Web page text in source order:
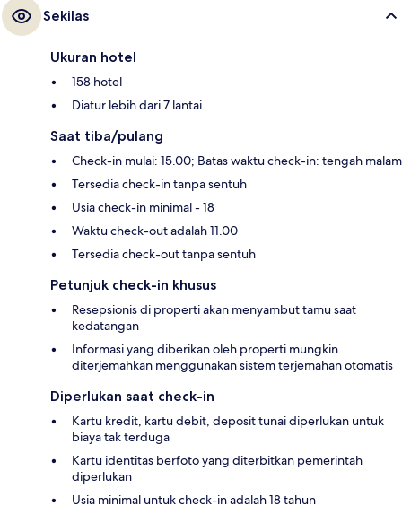
Sekilas
Ukuran hotel
158 hotel
Diatur lebih dari 7 lantai
Saat tiba/pulang
Check-in mulai: 15.00; Batas waktu check-in: tengah malam
Tersedia check-in tanpa sentuh
Usia check-in minimal - 18
Waktu check-out adalah 11.00
Tersedia check-out tanpa sentuh
Petunjuk check-in khusus
Resepsionis di properti akan menyambut tamu saat
kedatangan
Informasi yang diberikan oleh properti mungkin
diterjemahkan menggunakan sistem terjemahan otomatis
Diperlukan saat check-in
Kartu kredit, kartu debit, deposit tunai diperlukan untuk
biaya tak terduga
Kartu identitas berfoto yang diterbitkan pemerintah
diperlukan
Usia minimal untuk check-in adalah 18 tahun